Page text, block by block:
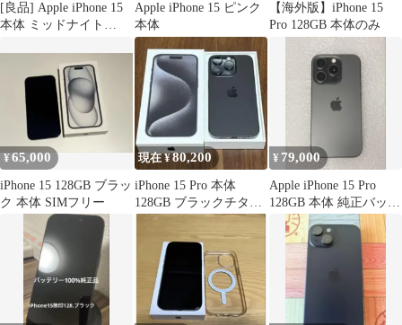
[良品] Apple iPhone 15
本体 ミッドナイト
Apple iPhone 15 ピンク
本体
【海外版】iPhone 15
Pro 128GB 本体のみ
¥65,000
iPhone 15 128GB ブラッ
ク 本体 SIMフリー
現在 ¥80,200
iPhone 15 Pro 本体
128GB ブラックチタニ
ウム SIMフリー
¥ 79,000
Apple iPhone 15 Pro
128GB 本体 純正バッテ
リー100%